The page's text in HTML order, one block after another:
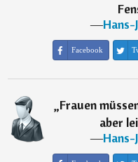
―Hans-
Facebook
„Frauen
aber
―Hans-